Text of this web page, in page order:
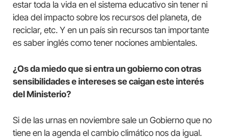
estar toda la vida en el sistema educativo sin tener ni
idea del impacto sobre los recursos del planeta, de
reciclar, etc. Y en un país sin recursos tan importante
es saber inglés como tener nociones ambientales.
¿Os da miedo que si entra un gobierno con otras
sensibilidades e intereses se caigan este interés
del Ministerio?
Si de las urnas en noviembre sale un Gobierno que no
tiene en la agenda el cambio climático nos da igual.